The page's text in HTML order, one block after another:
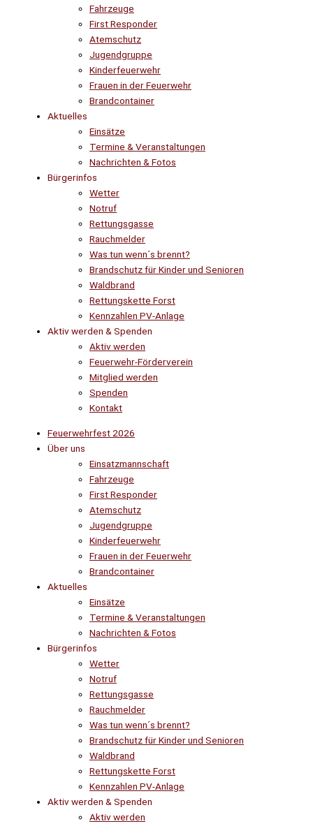
Fahrzeuge
First Responder
Atemschutz
Jugendgruppe
Kinderfeuerwehr
Frauen in der Feuerwehr
Brandcontainer
Aktuelles
Einsätze
Termine & Veranstaltungen
Nachrichten & Fotos
Bürgerinfos
Wetter
Notruf
Rettungsgasse
Rauchmelder
Was tun wenn´s brennt?
Brandschutz für Kinder und Senioren
Waldbrand
Rettungskette Forst
Kennzahlen PV-Anlage
Aktiv werden & Spenden
Aktiv werden
Feuerwehr-Förderverein
Mitglied werden
Spenden
Kontakt
Feuerwehrfest 2026
Über uns
Einsatzmannschaft
Fahrzeuge
First Responder
Atemschutz
Jugendgruppe
Kinderfeuerwehr
Frauen in der Feuerwehr
Brandcontainer
Aktuelles
Einsätze
Termine & Veranstaltungen
Nachrichten & Fotos
Bürgerinfos
Wetter
Notruf
Rettungsgasse
Rauchmelder
Was tun wenn´s brennt?
Brandschutz für Kinder und Senioren
Waldbrand
Rettungskette Forst
Kennzahlen PV-Anlage
Aktiv werden & Spenden
Aktiv werden